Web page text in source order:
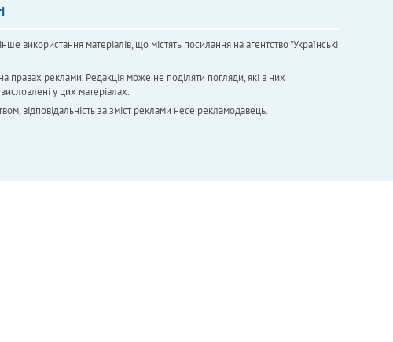
використання матеріалів, що містять посилання на агентство "Українськi
правах реклами. Редакція може не поділяти погляди, які в них
у цих матеріалах.
відповідальність за зміст реклами несе рекламодавець.